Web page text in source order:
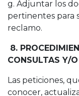
g. Adjuntar los
pertinentes para
reclamo.
8.
CONSULTAS Y/
Las peticiones,
conocer,